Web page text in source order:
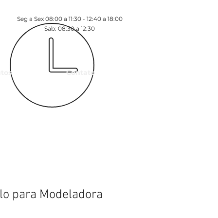
Seg a Sex 08:00 a 11:30 - 12:40 a 18:00
Sab: 08:30 a 12:30
Contato
para Modeladora